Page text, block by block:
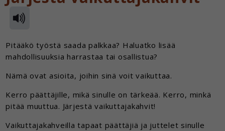
Pitääkö työstä saada palkkaa? Haluatko lisää
mahdollisuuksia harrastaa tai osallistua?
Nämä ovat asioita, joihin sinä voit vaikuttaa.
Kerro päättäjille, mikä sinulle on tärkeää. Kerro, minkä
pitää muuttua. Järjestä vaikuttajakahvit!
Vaikuttajakahveilla tapaat päättäjiä ja juttelet sinulle